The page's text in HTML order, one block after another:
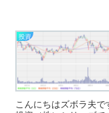
投資
こんにちはズボラ夫